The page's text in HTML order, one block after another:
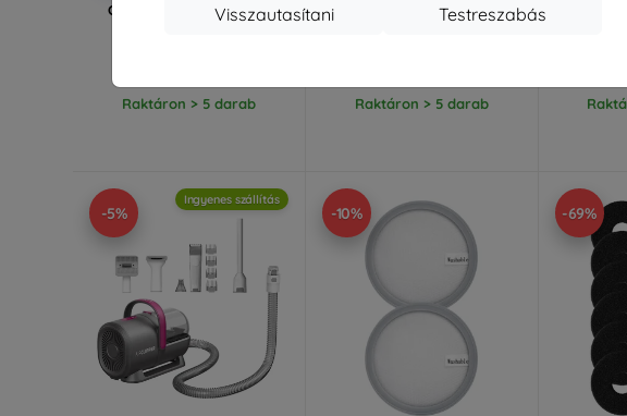
Testreszabás
Visszautasítani
Catlink lépcsők BayMax
macskaalomhoz
Raktáron > 5 darab
Catlink lépcsők Scooper
macskaalomhoz
Raktáron > 5 darab
-5%
Ingyenes szállítás
-10% -69%